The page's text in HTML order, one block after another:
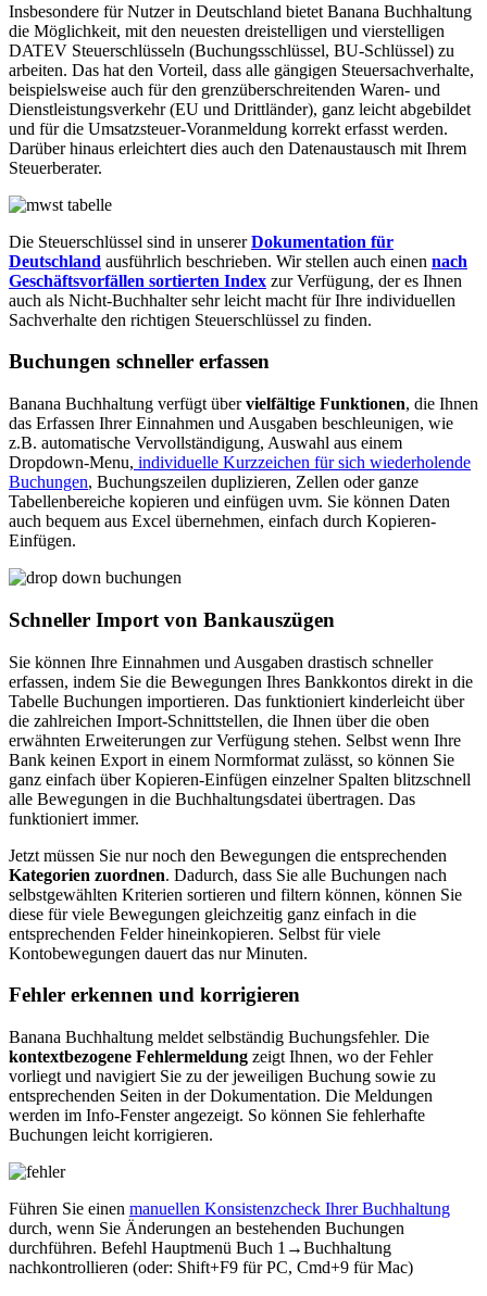
Insbesondere für Nutzer in Deutschland bietet Banana Buchhaltung
die Möglichkeit, mit den neuesten dreistelligen und vierstelligen
DATEV Steuerschlüsseln (Buchungsschlüssel, BU-Schlüssel) zu
arbeiten. Das hat den Vorteil, dass alle gängigen Steuersachverhalte,
beispielsweise auch für den grenzüberschreitenden Waren- und
Dienstleistungsverkehr (EU und Drittländer), ganz leicht abgebildet
und für die Umsatzsteuer-Voranmeldung korrekt erfasst werden.
Darüber hinaus erleichtert dies auch den Datenaustausch mit Ihrem
Steuerberater.
Die Steuerschlüssel sind in unsererDokumentation für
Deutschland ausführlich beschrieben. Wir stellen auch einen nach
Geschäftsvorfällen sortierten Index zur Verfügung, der es Ihnen
auch als Nicht-Buchhalter sehr leicht macht für Ihre individuellen
Sachverhalte den richtigen Steuerschlüssel zu finden.
Buchungen schneller erfassen
Banana Buchhaltung verfügt übervielfältige Funktionen, die Ihnen
das Erfassen Ihrer Einnahmen und Ausgaben beschleunigen, wie
z.B. automatische Vervollständigung, Auswahl aus einem
Dropdown-Menu, individuelle Kurzzeichen für sich wiederholende
Buchungen, Buchungszeilen duplizieren, Zellen oder ganze
Tabellenbereiche kopieren und einfügen uvm. Sie können Daten
auch bequem aus Excel übernehmen, einfach durch Kopieren-
Einfügen.
Schneller Import von Bankauszügen
Sie können Ihre Einnahmen und Ausgaben drastisch schneller
erfassen, indem Sie die Bewegungen Ihres Bankkontos direkt in die
Tabelle Buchungen importieren. Das funktioniert kinderleicht über
die zahlreichen Import-Schnittstellen, die Ihnen über die oben
erwähnten Erweiterungen zur Verfügung stehen. Selbst wenn Ihre
Bank keinen Export in einem Normformat zulässt, so können Sie
ganz einfach über Kopieren-Einfügen einzelner Spalten blitzschnell
alle Bewegungen in die Buchhaltungsdatei übertragen. Das
funktioniert immer.
Jetzt müssen Sie nur noch den Bewegungen die entsprechenden
Kategorien zuordnen. Dadurch, dass Sie alle Buchungen nach
selbstgewählten Kriterien sortieren und filtern können, können Sie
diese für viele Bewegungen gleichzeitig ganz einfach in die
entsprechenden Felder hineinkopieren. Selbst für viele
Kontobewegungen dauert das nur Minuten.
Fehler erkennen und korrigieren
Banana Buchhaltung meldet selbständig Buchungsfehler. Die
kontextbezogene Fehlermeldung zeigt Ihnen, wo der Fehler
vorliegt und navigiert Sie zu der jeweiligen Buchung sowie zu
entsprechenden Seiten in der Dokumentation. Die Meldungen
werden im Info-Fenster angezeigt. So können Sie fehlerhafte
Buchungen leicht korrigieren.
Führen Sie einen manuellen Konsistenzcheck Ihrer Buchhaltung
durch, wenn Sie Änderungen an bestehenden Buchungen
durchführen. Befehl Hauptmenü Buch 1→Buchhaltung
nachkontrollieren (oder: Shift+F9 für PC, Cmd+9 für Mac)